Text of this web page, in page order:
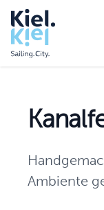
Ambiente